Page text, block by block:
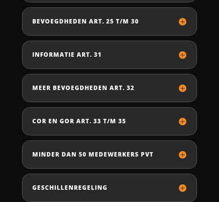
BEVOEGDHEDEN ART. 25 T/M 30
INFORMATIE ART. 31
MEER BEVOEGDHEDEN ART. 32
COR EN GOR ART. 33 T/M 35
MINDER DAN 50 MEDEWERKERS PVT
GESCHILLENREGELING